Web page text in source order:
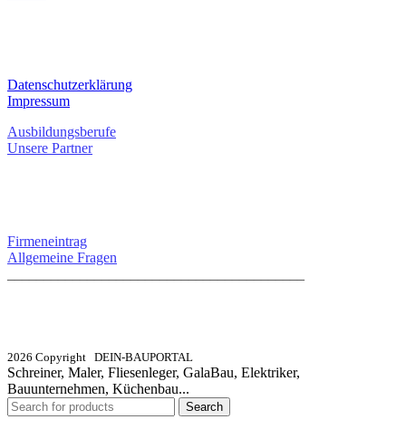
Datenschutzerklärung
Impressum
Ausbildungsberufe
Unsere Partner
Firmeneintrag
Allgemeine Fragen
2026 Copyright DEIN-BAUPORTAL
Schreiner, Maler, Fliesenleger, GalaBau, Elektriker,
Bauunternehmen, Küchenbau...
Search